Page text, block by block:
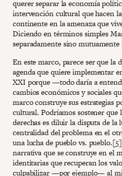
querer separar la economía
intervención cultural que hacen
continente en la amenaza que
Diciendo en términos simples
separadamente sino
En este marco, parece ser que la
agenda que quiere implementar
XXI porque —todo daría a
cambios económicos y sociales
marco construye sus estrategias
cultural. Podríamos sostener que
derechas es diluir la disputa de la
centralidad del problema en el
una lucha de pueblo vs.
narrativa que se construye en el
identitarias que recuperan los
culpabilizar —por ejemplo— al